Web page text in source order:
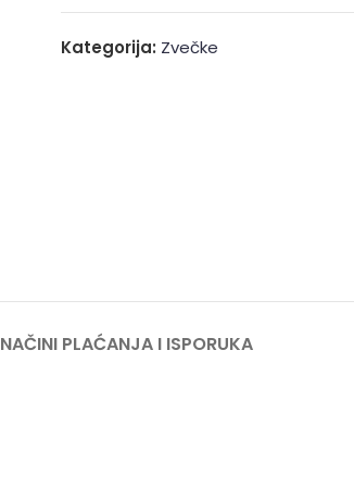
Kategorija: Zvečke
NAČINI PLAĆANJA I ISPORUKA